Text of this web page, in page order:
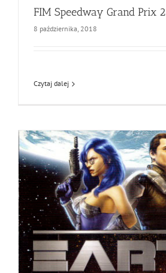
FIM Speedway Grand Prix 2
8 października, 2018
Czytaj dalej